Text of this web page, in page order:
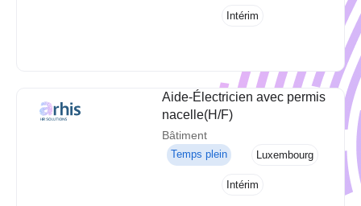
Intérim
Aide-Électricien avec permis
nacelle(H/F)
Bâtiment
Temps plein Luxembourg
Intérim